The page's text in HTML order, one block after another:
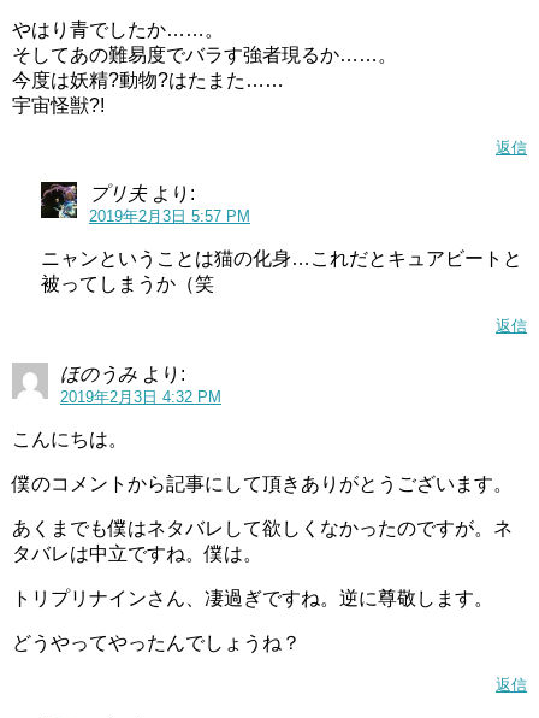
やはり青でしたか……。
そしてあの難易度でバラす強者現るか……。
今度は妖精?動物?はたまた……
宇宙怪獣?!
返信
プリ夫 より:
2019年2月3日 5:57 PM
ニャンということは猫の化身…これだとキュアビートと
被ってしまうか（笑
返信
ほのうみ より:
2019年2月3日 4:32 PM
こんにちは。
僕のコメントから記事にして頂きありがとうございます。
あくまでも僕はネタバレして欲しくなかったのですが。ネ
タバレは中立ですね。僕は。
トリプリナインさん、凄過ぎですね。逆に尊敬します。
どうやってやったんでしょうね？
返信